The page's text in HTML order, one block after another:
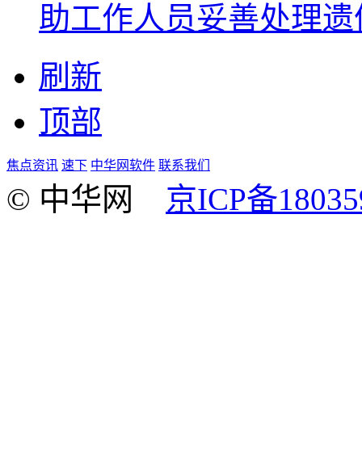
助工作人员妥善处理遗
刷新
顶部
焦点资讯 速下 中华网软件 联系我们
© 中华网 京ICP备